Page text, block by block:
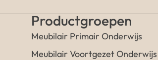
Productgroepen
Meubilair Primair Onderwijs
Meubilair Voortgezet Onderwijs